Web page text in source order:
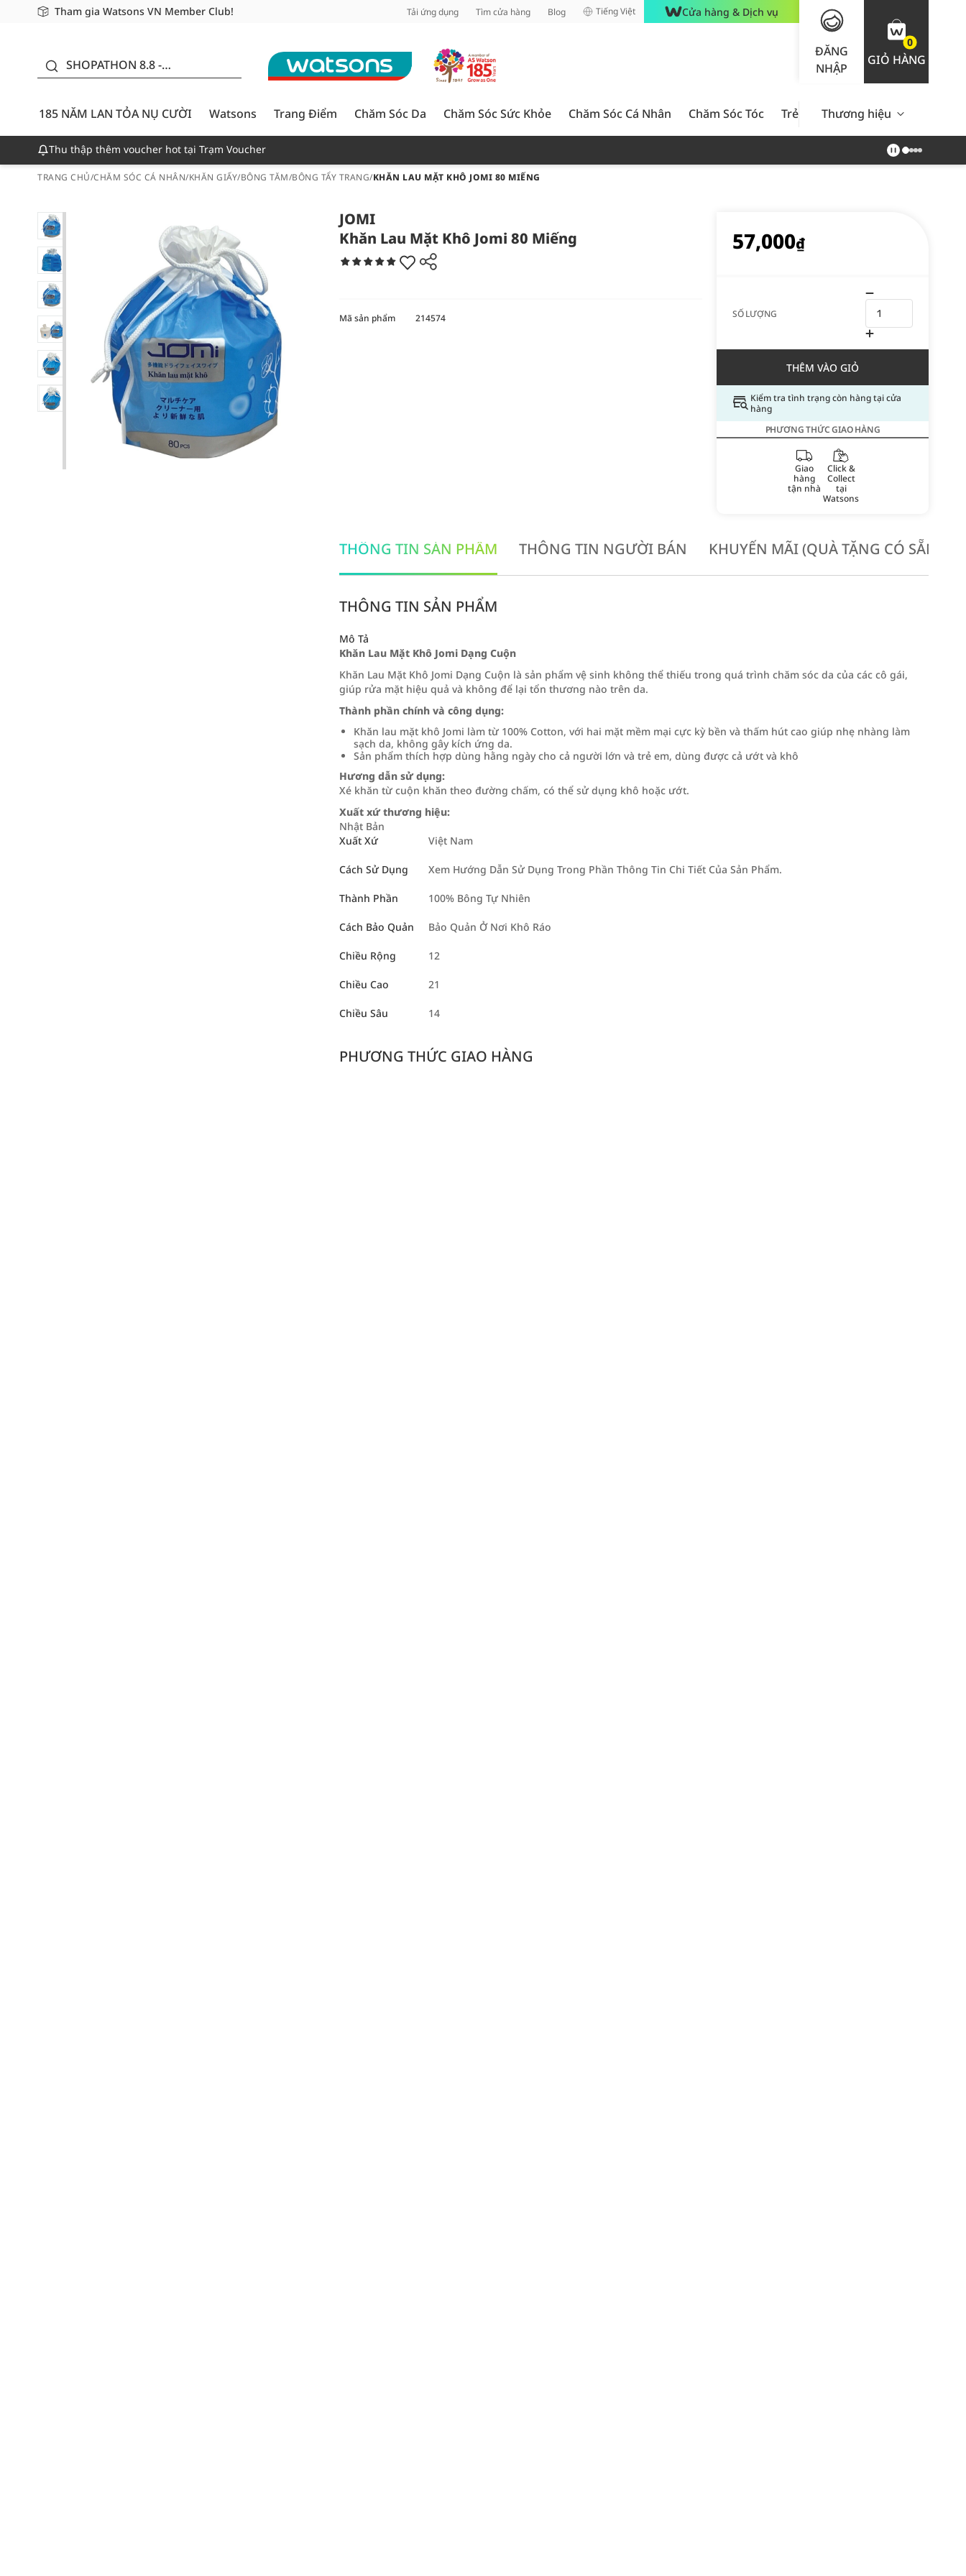
Tham gia Watsons VN Member Club!
Miễn phí giao hàng cho đơn hàng từ 249,000Đ
Giao hàng nhanh 24h - Áp dụng khu vực TP. Hồ Chí Minh Tải ứng dụng Tìm cửa hàng Blog Tiếng Việt Cửa hàng & Dịch vụ
ĐĂNG
NHẬP
0
GIỎ HÀNG
SHOPATHON 8.8 -
CƯỜI - GIẢM ĐẾN
50%
185 NĂM LAN TỎA NỤ CƯỜI
Watsons Trang Điểm Chăm Sóc Da Chăm Sóc Sức Khỏe Chăm Sóc Cá Nhân Chăm Sóc Tóc Trẻ Em Nam Giới Chăm Sóc
Thương hiệu
Thu thập thêm voucher hot tại Trạm Voucher
TRANG CHỦ/CHĂM SÓC CÁ NHÂN/KHĂN GIẤY/BÔNG TĂM/BÔNG TẨY TRANG/KHĂN LAU MẶT KHÔ JOMI 80 MIẾNG
JOMI
Khăn Lau Mặt Khô Jomi 80 Miếng
57,000₫
SỐ LƯỢNG
THÊM VÀO GIỎ
Kiểm tra tình trạng còn hàng tại cửa
hàng
PHƯƠNG THỨC GIAO HÀNG
Giao
hàng
tận nhà
Click &
Collect
tại
Watsons
Mã sản phẩm 214574
THÔNG TIN SẢN PHẨM THÔNG TIN NGƯỜI BÁN KHUYẾN MÃI (QUÀ TẶNG CÓ SẴN
THÔNG TIN SẢN PHẨM
Mô Tả
Khăn Lau Mặt Khô Jomi Dạng Cuộn
Khăn Lau Mặt Khô Jomi Dạng Cuộn là sản phẩm vệ sinh không thể thiếu trong quá trình chăm sóc da của các cô gái,
giúp rửa mặt hiệu quả và không để lại tổn thương nào trên da.
Thành phần chính và công dụng:
Khăn lau mặt khô Jomi làm từ 100% Cotton, với hai mặt mềm mại cực kỳ bền và thấm hút cao giúp nhẹ nhàng làm
sạch da, không gây kích ứng da.
Sản phẩm thích hợp dùng hằng ngày cho cả người lớn và trẻ em, dùng được cả ướt và khô
Hương dẫn sử dụng:
Xé khăn từ cuộn khăn theo đường chấm, có thể sử dụng khô hoặc ướt.
Xuất xứ thương hiệu:
Nhật Bản
Xuất Xứ
Việt Nam
Cách Sử Dụng Xem Hướng Dẫn Sử Dụng Trong Phần Thông Tin Chi Tiết Của Sản Phẩm.
Thành Phần 100% Bông Tự Nhiên
Cách Bảo Quản Bảo Quản Ở Nơi Khô Ráo
Chiều Rộng 12
Chiều Cao 21
Chiều Sâu 14
PHƯƠNG THỨC GIAO HÀNG